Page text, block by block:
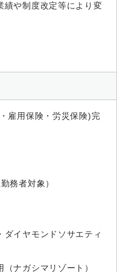
や制度改定等により変
雇用保険・労災保険)完
務者対象）
イヤモンドソサエティ
ナガシマリゾート）